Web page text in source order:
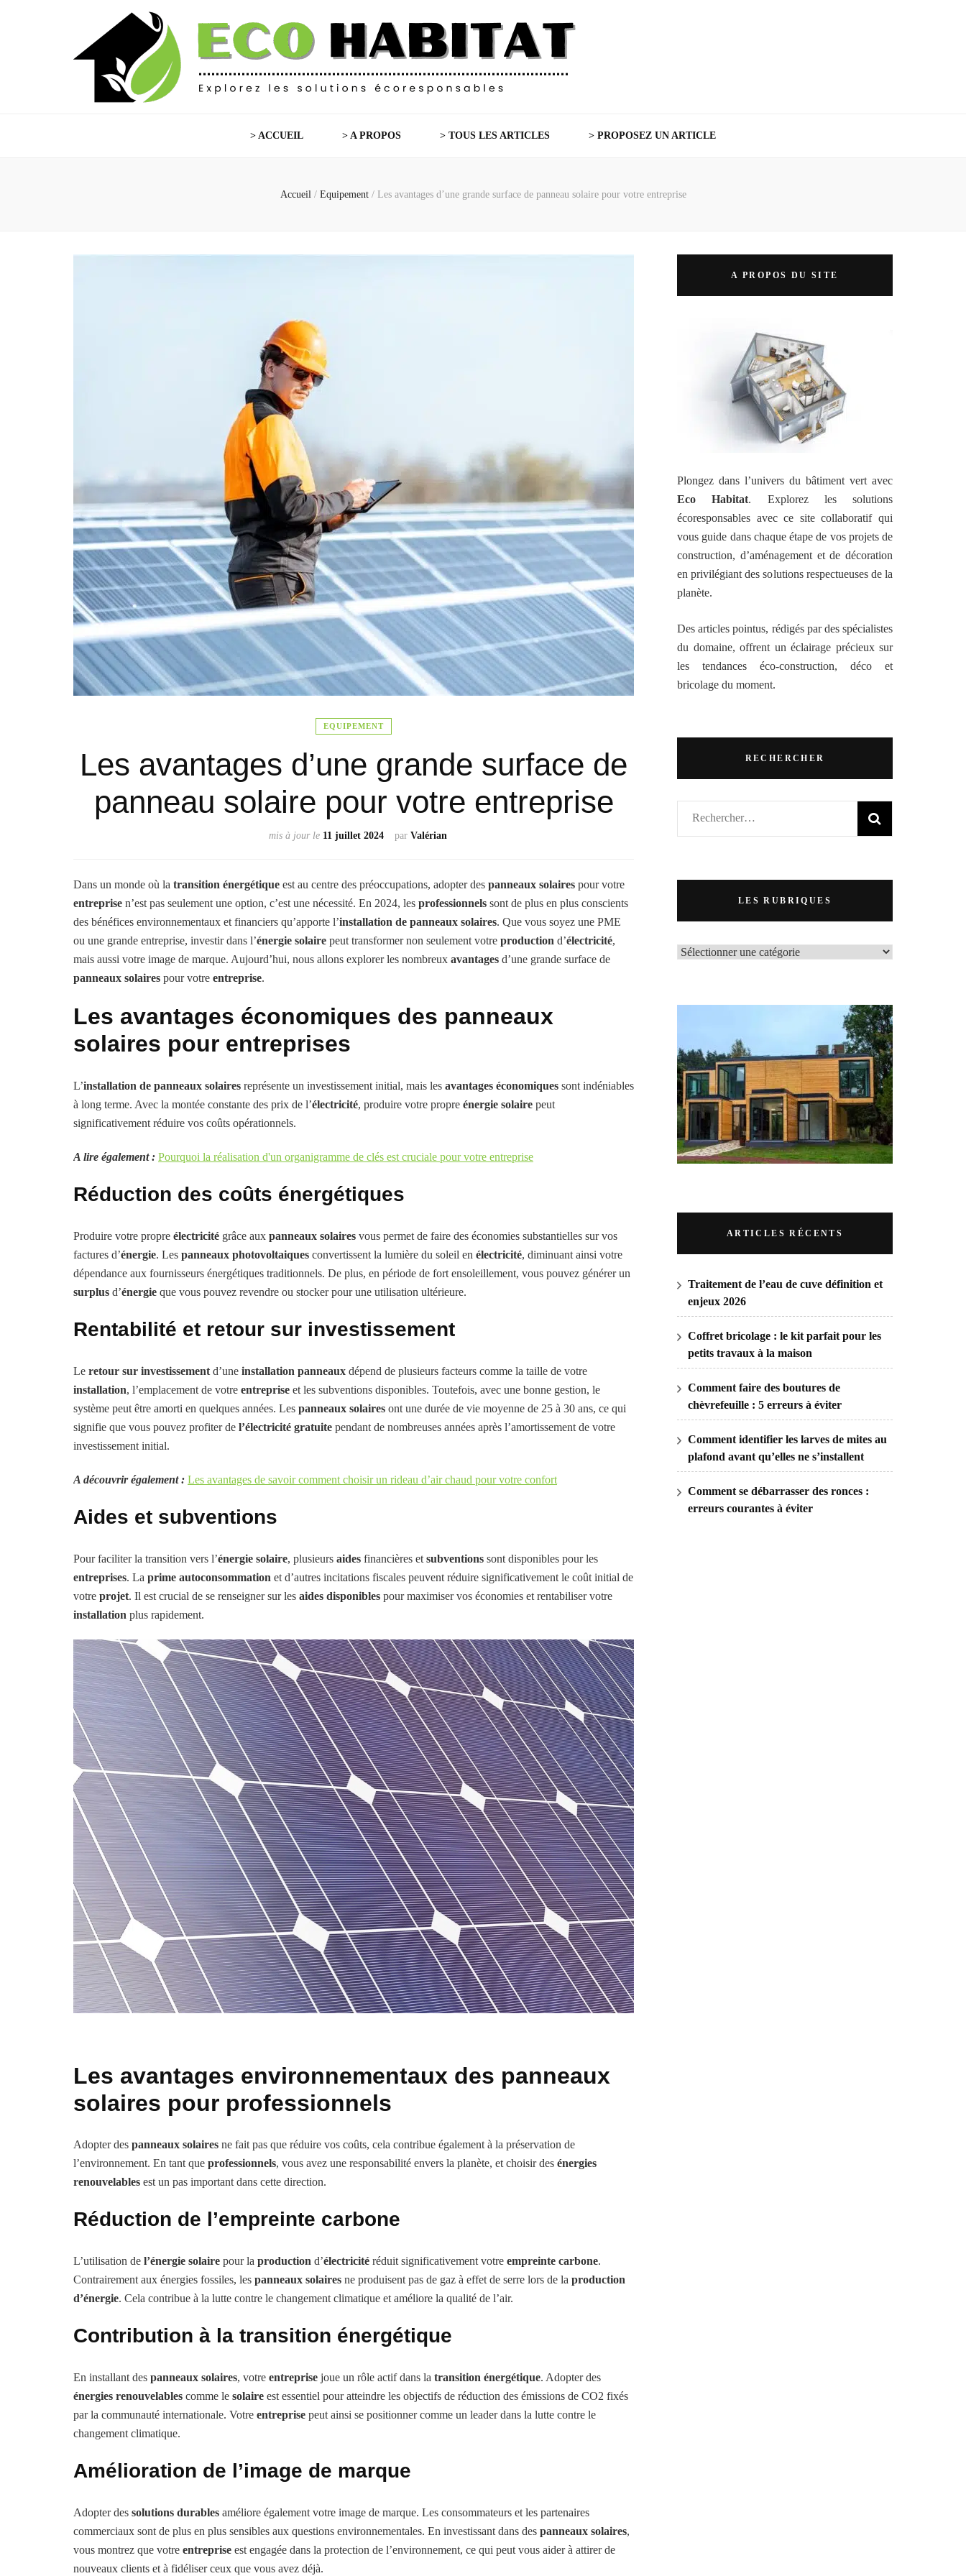
Eco Habitat
> ACCUEIL > A PROPOS > TOUS LES ARTICLES > PROPOSEZ UN ARTICLE
Accueil / Equipement / Les avantages d’une grande surface de panneau solaire pour votre entreprise
EQUIPEMENT
Les avantages d’une grande surface de
panneau solaire pour votre entreprise
par Valérian
mis à jour le 11 juillet 2024
Dans un monde où la transition énergétique est au centre des préoccupations, adopter des panneaux solaires pour votre
entreprise n’est pas seulement une option, c’est une nécessité. En 2024, les professionnels sont de plus en plus conscients
des bénéfices environnementaux et financiers qu’apporte l’installation de panneaux solaires. Que vous soyez une PME
ou une grande entreprise, investir dans l’énergie solaire peut transformer non seulement votre production d’électricité,
mais aussi votre image de marque. Aujourd’hui, nous allons explorer les nombreux avantages d’une grande surface de
panneaux solaires pour votre entreprise.
Les avantages économiques des panneaux
solaires pour entreprises
L’installation de panneaux solaires représente un investissement initial, mais les avantages économiques sont indéniables
à long terme. Avec la montée constante des prix de l’électricité, produire votre propre énergie solaire peut
significativement réduire vos coûts opérationnels.
A lire également : Pourquoi la réalisation d'un organigramme de clés est cruciale pour votre entreprise
Réduction des coûts énergétiques
Produire votre propre électricité grâce aux panneaux solaires vous permet de faire des économies substantielles sur vos
factures d’énergie. Les panneaux photovoltaiques convertissent la lumière du soleil en électricité, diminuant ainsi votre
dépendance aux fournisseurs énergétiques traditionnels. De plus, en période de fort ensoleillement, vous pouvez générer un
surplus d’énergie que vous pouvez revendre ou stocker pour une utilisation ultérieure.
Rentabilité et retour sur investissement
Le retour sur investissement d’une installation panneaux dépend de plusieurs facteurs comme la taille de votre
installation, l’emplacement de votre entreprise et les subventions disponibles. Toutefois, avec une bonne gestion, le
système peut être amorti en quelques années. Les panneaux solaires ont une durée de vie moyenne de 25 à 30 ans, ce qui
signifie que vous pouvez profiter de l’électricité gratuite pendant de nombreuses années après l’amortissement de votre
investissement initial.
A découvrir également : Les avantages de savoir comment choisir un rideau d’air chaud pour votre confort
Aides et subventions
Pour faciliter la transition vers l’énergie solaire, plusieurs aides financières et subventions sont disponibles pour les
entreprises. La prime autoconsommation et d’autres incitations fiscales peuvent réduire significativement le coût initial de
votre projet. Il est crucial de se renseigner sur les aides disponibles pour maximiser vos économies et rentabiliser votre
installation plus rapidement.
Les avantages environnementaux des panneaux
solaires pour professionnels
Adopter des panneaux solaires ne fait pas que réduire vos coûts, cela contribue également à la préservation de
l’environnement. En tant que professionnels, vous avez une responsabilité envers la planète, et choisir des énergies
renouvelables est un pas important dans cette direction.
Réduction de l’empreinte carbone
L’utilisation de l’énergie solaire pour la production d’électricité réduit significativement votre empreinte carbone.
Contrairement aux énergies fossiles, les panneaux solaires ne produisent pas de gaz à effet de serre lors de la production
d’énergie. Cela contribue à la lutte contre le changement climatique et améliore la qualité de l’air.
Contribution à la transition énergétique
En installant des panneaux solaires, votre entreprise joue un rôle actif dans la transition énergétique. Adopter des
énergies renouvelables comme le solaire est essentiel pour atteindre les objectifs de réduction des émissions de CO2 fixés
par la communauté internationale. Votre entreprise peut ainsi se positionner comme un leader dans la lutte contre le
changement climatique.
Amélioration de l’image de marque
Adopter des solutions durables améliore également votre image de marque. Les consommateurs et les partenaires
commerciaux sont de plus en plus sensibles aux questions environnementales. En investissant dans des panneaux solaires,
vous montrez que votre entreprise est engagée dans la protection de l’environnement, ce qui peut vous aider à attirer de
nouveaux clients et à fidéliser ceux que vous avez déjà.
A PROPOS DU SITE
Plongez dans l’univers du bâtiment vert avec
Eco Habitat. Explorez les solutions
écoresponsables avec ce site collaboratif qui
vous guide dans chaque étape de vos projets de
construction, d’aménagement et de décoration
en privilégiant des solutions respectueuses de la
planète.
Des articles pointus, rédigés par des spécialistes
du domaine, offrent un éclairage précieux sur
les tendances éco-construction, déco et
bricolage du moment.
RECHERCHER
Rechercher :
LES RUBRIQUES
LES
ARTICLES RÉCENTS
Traitement de l’eau de cuve définition et
enjeux 2026
Coffret bricolage : le kit parfait pour les
petits travaux à la maison
Comment faire des boutures de
chèvrefeuille : 5 erreurs à éviter
Comment identifier les larves de mites au
plafond avant qu’elles ne s’installent
Comment se débarrasser des ronces :
erreurs courantes à éviter